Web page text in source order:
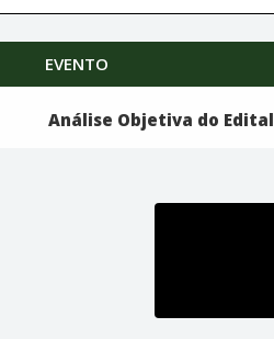
EVENTO
Análise Objetiva do Edital